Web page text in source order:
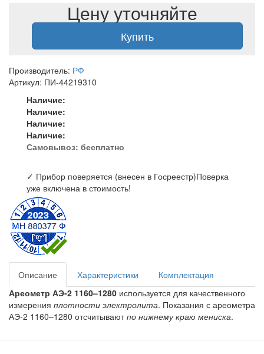
Цену уточняйте
Купить
Производитель: РФ
Артикул: ПИ-44219310
Наличие:
Наличие:
Наличие:
Наличие:
Самовывоз: бесплатно
✓ Прибор поверяется (внесен в Госреестр)Поверка
уже включена в стоимость!
Описание Характеристики
Комплектация
Ареометр АЭ-2 1160–1280 используется для качественного
измерения плотности электролита. Показания с ареометра
АЭ-2 1160–1280 отсчитываютпо нижнему краю мениска.